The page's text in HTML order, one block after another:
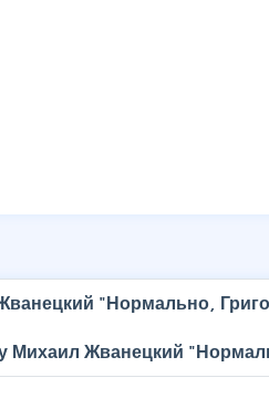
"Нормально,
Михаил Жванецкий